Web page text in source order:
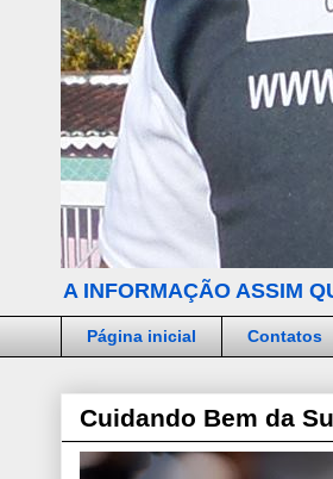
A INFORMAÇÃO ASSIM
Página inicial Contatos
Cuidando Bem da